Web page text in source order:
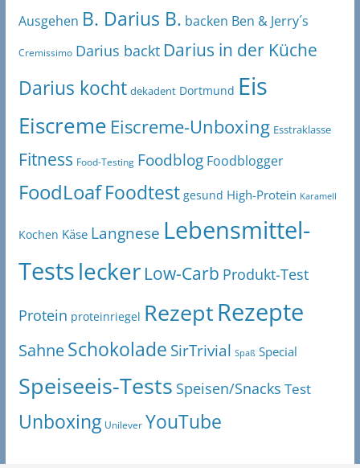
Ausgehen B. Darius B. backen Ben & Jerry´s
Cremissimo Darius backt Darius in der Küche
Darius kocht dekadent Dortmund Eis
Eiscreme Eiscreme-Unboxing Esstraklasse
Fitness Food-Testing Foodblog Foodblogger
FoodLoaf Foodtest gesund High-Protein Karamell
Kochen Käse Langnese Lebensmittel-
Testslecker Low-Carb Produkt-Test
Protein proteinriegel RezeptRezepte
SahneSchokolade SirTrivial Spaß Special
Speiseeis-Tests Speisen/Snacks Test
Unboxing Unilever YouTube